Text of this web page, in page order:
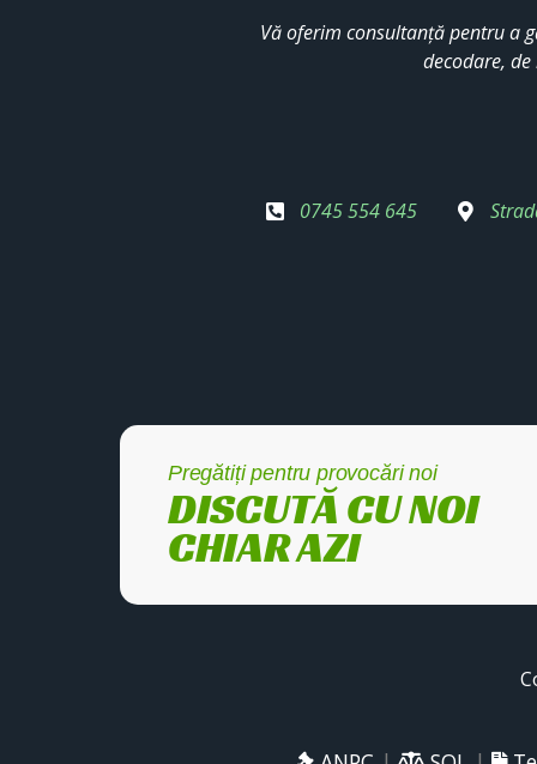
Vă oferim consultanță pentru a
decodare,
0745 554 645
Pregătiți pentru provocări noi
DISCUTĂ CU NOI
CHIAR AZI